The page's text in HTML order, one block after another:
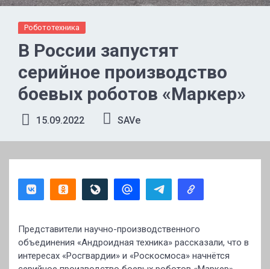
Робототехника
В России запустят
серийное производство
боевых роботов «Маркер»
15.09.2022 SAVe
Представители научно-производственного
объединения «Андроидная техника» рассказали, что в
интересах «Росгвардии» и «Роскосмоса» начнётся